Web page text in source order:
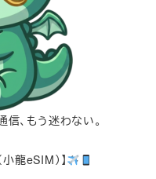
、もう迷わない。
龍eSIM）】